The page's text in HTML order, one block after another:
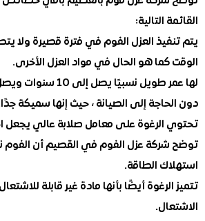
التالية:
العزل الفوم في فترة قصيرة ولا يتطلب
هو الحال في مواد العزل الأخرى.
إلى الصيانة ، حيث إنها سميكة جدًا.
على معامل صلابة عالي يجعل اختراقها
عزل الفوم في القصيم أن الفوم نتيجة
الطاقة.
أيضًا بأنها مادة غير قابلة للاشتعال ولا